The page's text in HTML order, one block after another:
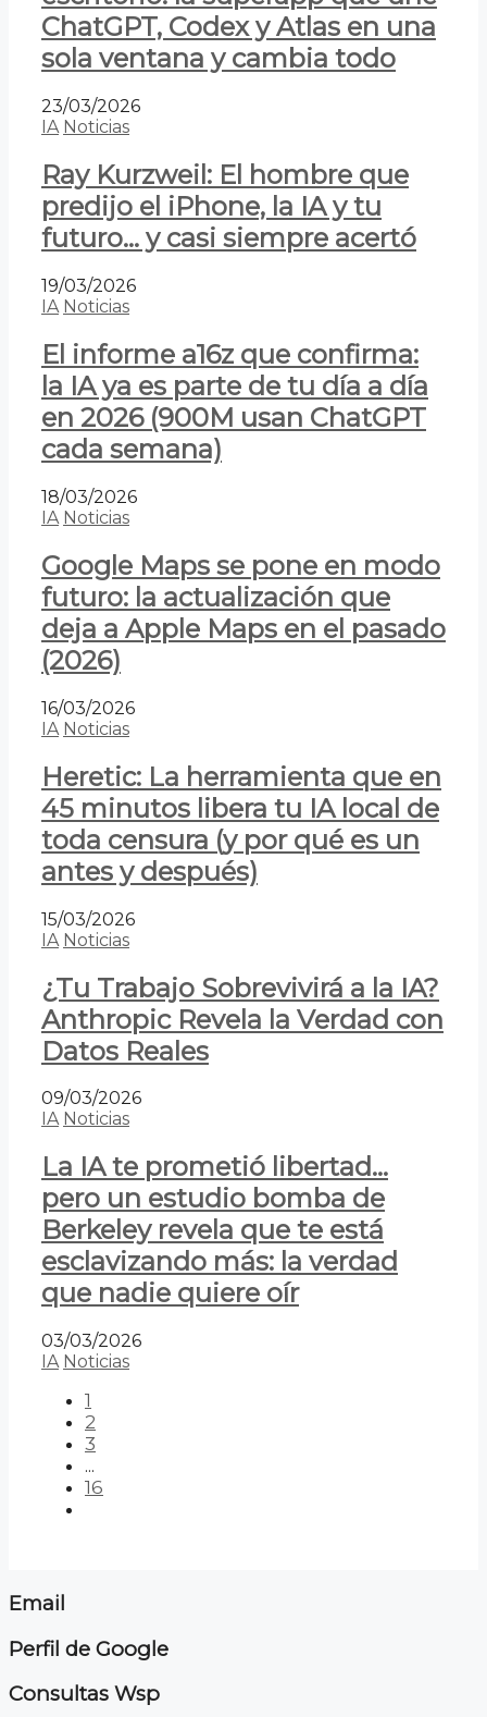
ChatGPT, Codex y Atlas en una
sola ventana y cambia todo
23/03/2026
IA Noticias
Ray Kurzweil: El hombre que
predijo el iPhone, la IA y tu
futuro… y casi siempre acertó
19/03/2026
IA Noticias
El informe a16z que confirma:
la IA ya es parte de tu día a día
en 2026 (900M usan ChatGPT
cada semana)
18/03/2026
IA Noticias
Google Maps se pone en modo
futuro: la actualización que
deja a Apple Maps en el pasado
(2026)
16/03/2026
IA Noticias
Heretic: La herramienta que en
45 minutos libera tu IA local de
toda censura (y por qué es un
antes y después)
15/03/2026
IA Noticias
¿Tu Trabajo Sobrevivirá a la IA?
Anthropic Revela la Verdad con
Datos Reales
09/03/2026
IA Noticias
La IA te prometió libertad…
pero un estudio bomba de
Berkeley revela que te está
esclavizando más: la verdad
que nadie quiere oír
03/03/2026
IA Noticias
1
2
3
...
16
Email
Perfil de Google
Consultas Wsp